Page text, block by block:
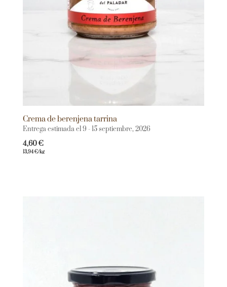
Crema de berenjena tarrina
Entrega estimada el 9 - 15 septiembre, 2026
4,60€
13,94€/kg